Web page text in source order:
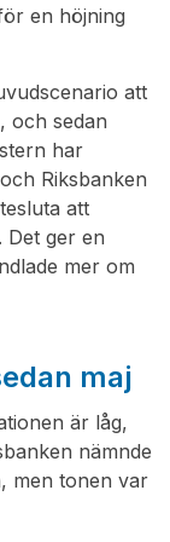
en höjning
att
och sedan
har
Riksbanken
att
ger en
mer om
maj
är låg,
nämnde
men tonen var